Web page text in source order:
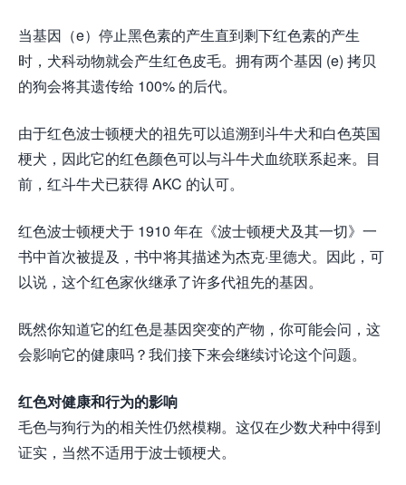
当基因（e）停止黑色素的产生直到剩下红色素的​​产生
时，犬科动物就会产生红色皮毛。拥有两个基因 (e) 拷贝
的狗会将其遗传给 100% 的后代。
由于红色波士顿梗犬的祖先可以追溯到斗牛犬和白色英国
梗犬，因此它的红色颜色可以与斗牛犬血统联系起来。目
前，红斗牛犬已获得 AKC 的认可。
红色波士顿梗犬于 1910 年在《波士顿梗犬及其一切》一
书中首次被提及，书中将其描述为杰克·里德犬。因此，可
以说，这个红色家伙继承了许多代祖先的基因。
既然你知道它的红色是基因突变的产物，你可能会问，这
会影响它的健康吗？我们接下来会继续讨论这个问题。
红色对健康和行为的影响
毛色与狗行为的相关性仍然模糊。这仅在少数犬种中得到
证实，当然不适用于波士顿梗犬。